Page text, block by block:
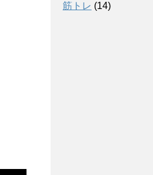
筋トレ (14)